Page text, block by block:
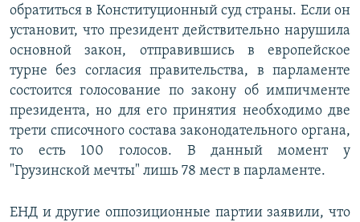
обратиться в Конституционный суд страны. Если он
установит, что президент действительно нарушила
основной закон, отправившись в европейское
турне без согласия правительства, в парламенте
состоится голосование по закону об импичменте
президента, но для его принятия необходимо две
трети списочного состава законодательного органа,
то есть 100 голосов. В данный момент у
"Грузинской мечты" лишь 78 мест в парламенте.
ЕНД и другие оппозиционные партии заявили, что